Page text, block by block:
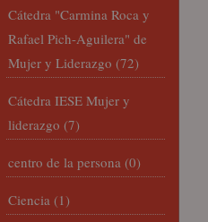
Cátedra "Carmina Roca y
Rafael Pich-Aguilera" de
Mujer y Liderazgo (72)
Cátedra IESE Mujer y
liderazgo (7)
centro de la persona (0)
Ciencia (1)